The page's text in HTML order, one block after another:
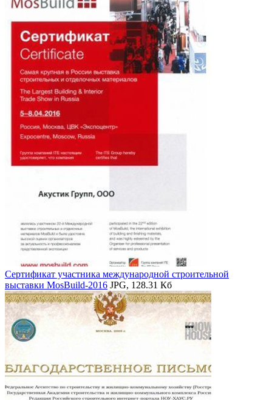
Сертификат участника международной строительной
выставки MosBuild-2016 JPG, 128.31 Кб